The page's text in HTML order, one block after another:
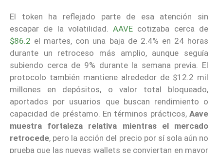
El token ha reflejado parte de esa atención sin
escapar de la volatilidad.AAVE cotizaba cerca de
$86.2 el martes, con una baja de 2.4% en 24 horas
durante un retroceso más amplio, aunque seguía
subiendo cerca de 9% durante la semana previa. El
protocolo también mantiene alrededor de $12.2 mil
millones en depósitos, o valor total bloqueado,
aportados por usuarios que buscan rendimiento o
capacidad de préstamo. En términos prácticos, Aave
muestra fortaleza relativa mientras el mercado
retrocede, pero la acción del precio por sí sola aún no
prueba que las nuevas wallets se conviertan en mayor